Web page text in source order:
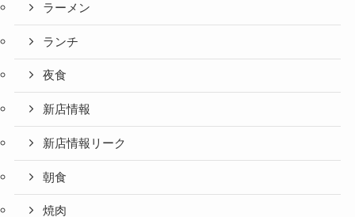
ラーメン
ランチ
夜食
新店情報
新店情報リーク
朝食
焼肉